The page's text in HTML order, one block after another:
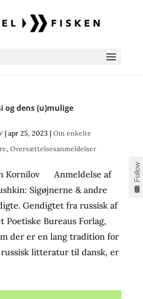
og dens (u)mulige
| apr 25, 2023| Om enkelte
, Oversættelsesanmeldelser
Kornilov Anmeldelse af
Sigøjnerne & andre
Gendigtet fra russisk af
Poetiske Bureaus Forlag,
der er en lang tradition for
litteratur til dansk, er
Follow